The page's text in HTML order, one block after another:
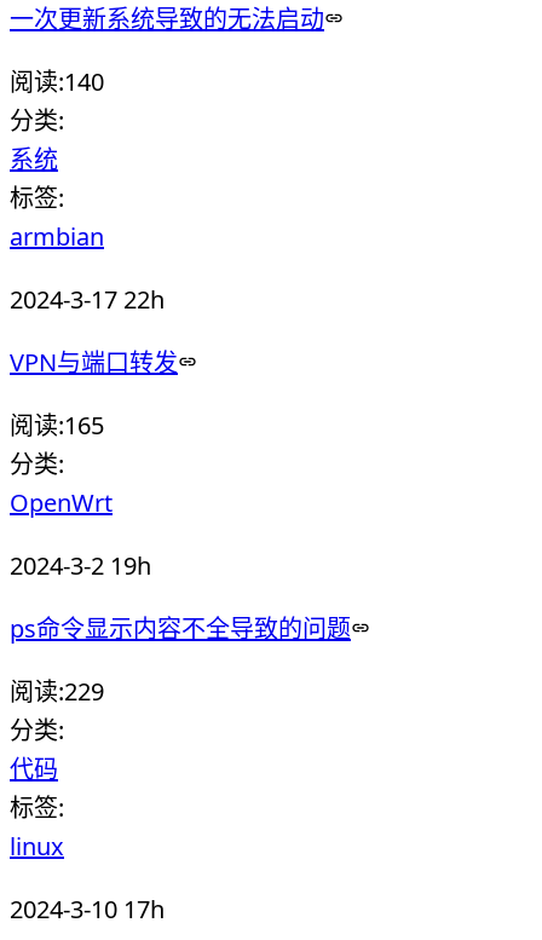
一次更新系统导致的无法启动
阅读:140
分类:
系统
标签:
armbian
2024-3-17 22h
VPN与端口转发
阅读:165
分类:
OpenWrt
2024-3-2 19h
ps命令显示内容不全导致的问题
阅读:229
分类:
代码
标签:
linux
2024-3-10 17h